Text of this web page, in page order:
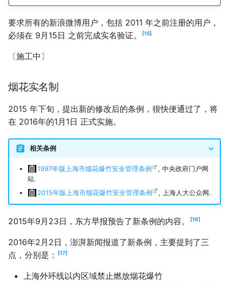
要求所有的新浪微博用户，包括 2011 年之前注册的用户，
必须在 9月15日 之前完成实名验证。
15
〔施工中〕
烟花实名制
2015 年下旬，提出新的修改后的条例，很快便通过了，将
在 2016年的1月1日 正式实施。
相关条例
1997年版上海市烟花爆竹安全管理条例
, 中央政府门户网
站.
2015年版上海市烟花爆竹安全管理条例
, 上海人大公众网.
2015年9月23日，东方早报预告了新条例的内容。 16
2016年2月2日，澎湃新闻报道了新条例，主要提到了三
点，分别是：
17
上海外环线以内区域禁止燃放烟花爆竹